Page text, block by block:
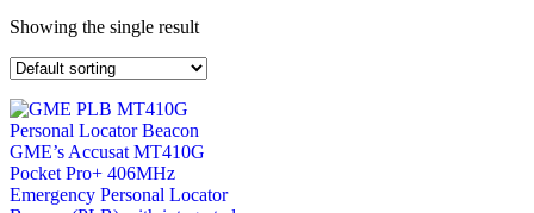
Showing the single result